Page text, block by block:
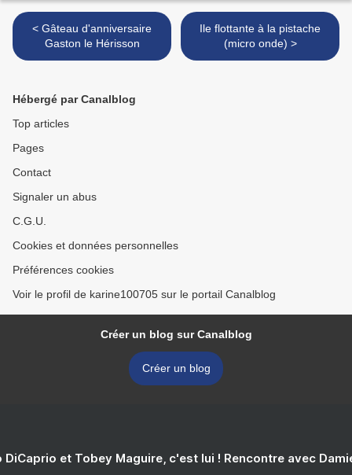
< Gâteau d'anniversaire
Gaston le Hérisson
Ile flottante à la pistache
(micro onde) >
Hébergé par Canalblog
Top articles
Pages
Contact
Signaler un abus
C.G.U.
Cookies et données personnelles
Préférences cookies
Voir le profil de karine100705 sur le portail Canalblog
Créer un blog sur Canalblog
Créer un blog
DiCaprio et Tobey Maguire, c'est lui ! Rencontre avec